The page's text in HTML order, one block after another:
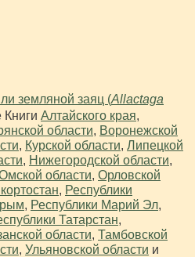
земляной заяц (Allactaga
Книги Алтайского края,
области, Воронежской
, Курской области, Липецкой
, Нижегородской области,
области, Орловской
, Республики
, Республики Марий Эл,
Татарстан,
области, Тамбовской
, Ульяновской области и